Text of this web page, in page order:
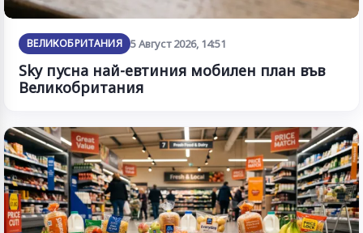
ВЕЛИКОБРИТАНИЯ 5 Август 2026, 14:51
Sky пусна най-евтиния мобилен план във
Великобритания